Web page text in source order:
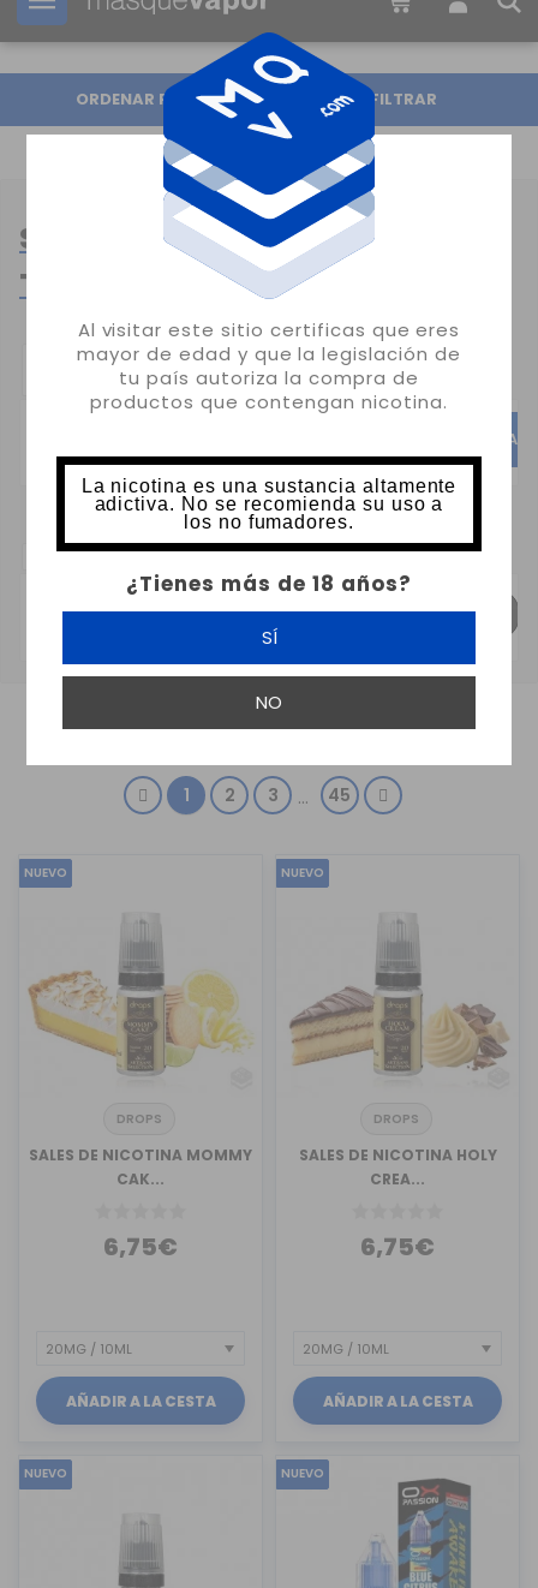
Al visitar este sitio certificas que eres
mayor de edad y que la legislación de
tu país autoriza la compra de
productos que contengan nicotina.
La nicotina es una sustancia altamente
adictiva. No se recomienda su uso a
los no fumadores.
¿Tienes más de 18 años?
SÍ
NO
Tu pedido puede ser enviado en 24m: 54s
ORDENAR POR FILTRAR
SALES DE NICOTINA POR
TAMAÑO
CATEGORÍAS
POPULARES:
SUBCATEGORIAS:
PACK SALES DE NICOTINA SALES DE NICOTINA 10 ML
1 2 3 … 45
NUEVO
DROPS
SALES DE NICOTINA MOMMY
CAK...
6,75€
AÑADIR A LA CESTA
NUEVO
DROPS
SALES DE NICOTINA HOLY
CREA...
6,75€
AÑADIR A LA CESTA
NUEVO NUEVO